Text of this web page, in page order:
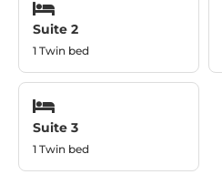
Suite 2
1 Twin bed
Suite 3
1 Twin bed